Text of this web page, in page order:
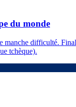
du monde
manche difficulté.
tchèque).